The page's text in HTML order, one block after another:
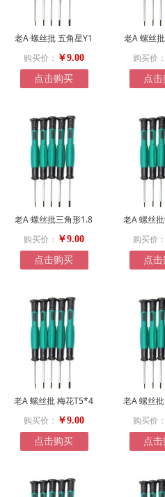
老A 螺丝批 五角星Y1
购买价： ￥9.00
点击购买
老A 螺丝
购买价
点
老A 螺丝批三角形1.8
购买价： ￥9.00
点击购买
老A 螺丝
购买价
点
老A 螺丝批 梅花T5*4
购买价： ￥9.00
点击购买
老A 螺丝
购买价
点